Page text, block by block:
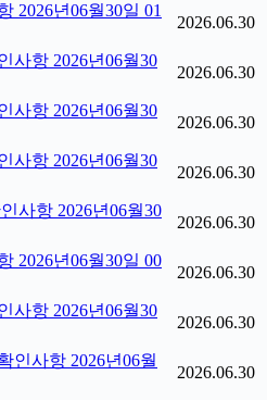
2026년06월30일 01
2026.06.30
사항 2026년06월30
2026.06.30
사항 2026년06월30
2026.06.30
사항 2026년06월30
2026.06.30
사항 2026년06월30
2026.06.30
2026년06월30일 00
2026.06.30
사항 2026년06월30
2026.06.30
인사항 2026년06월
2026.06.30